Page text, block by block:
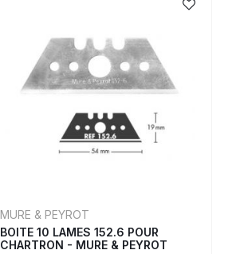
MURE & PEYROT
BOITE 10 LAMES 152.6 POUR
CHARTRON - MURE & PEYROT